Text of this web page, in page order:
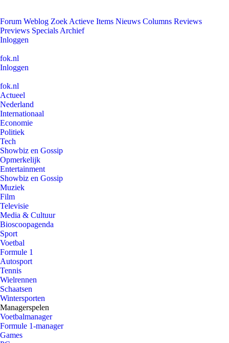
Forum Weblog Zoek Actieve Items Nieuws Columns Reviews
Previews Specials Archief
Inloggen
fok.nl
Inloggen
fok.nl
Actueel
Nederland
Internationaal
Economie
Politiek
Tech
Showbiz en Gossip
Opmerkelijk
Entertainment
Showbiz en Gossip
Muziek
Film
Televisie
Media & Cultuur
Bioscoopagenda
Sport
Voetbal
Formule 1
Autosport
Tennis
Wielrennen
Schaatsen
Wintersporten
Managerspelen
Voetbalmanager
Formule 1-manager
Games